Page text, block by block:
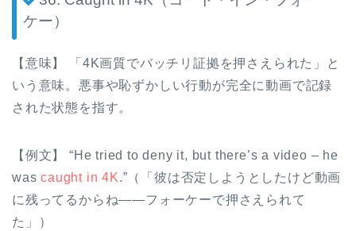
ケー）
【意味】 「4K画質でバッチリ証拠を押さえられた」と
いう意味。悪事や恥ずかしい行動が完全に動画で記録
された状態を指す。
【例文】 “He tried to deny it, but there’s a video – he
wascaught in 4K.”（「彼は否定しようとしたけど動画
に残ってるからね――フォーケーで押さえられて
た」）